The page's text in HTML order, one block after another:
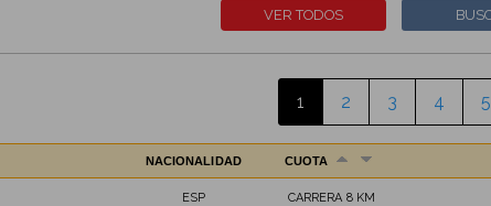
1 2 3 4 5
NACIONALIDAD CUOTA
ESP CARRERA 8 KM